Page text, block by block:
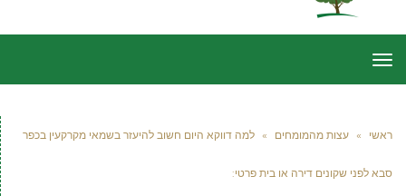
תפריט
ראשי » עצות מהמומחים » למה דווקא היום חשוב להיעזר בשמאי מקרקעין בכפר
סבא לפני שקונים דירה או בית פרטי: